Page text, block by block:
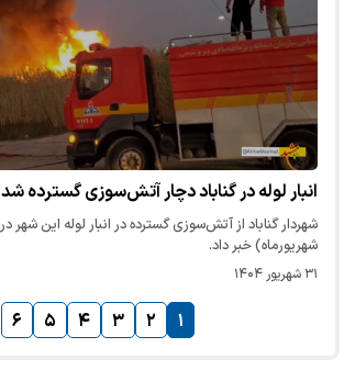
انبار لوله در گناباد دچار آتش‌سوزی گسترده شد
شهریورماه) خبر داد.
۳۱ شهریور ۱۴۰۴
۱ ۲ ۳ ۴ ۵ ۶